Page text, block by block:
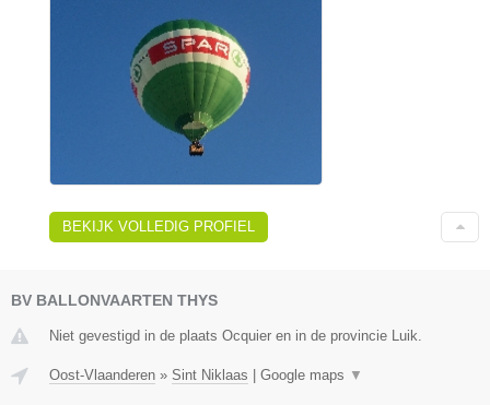
BEKIJK VOLLEDIG PROFIEL
BV BALLONVAARTEN THYS
Niet gevestigd in de plaats Ocquier en in de provincie Luik.
Oost-Vlaanderen » Sint Niklaas | Google maps ▼